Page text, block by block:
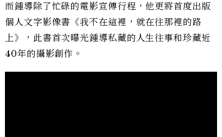
而鍾導除了忙碌的電影宣傳行程，他更將首度出版
個人文字影像書《我不在這裡，就在往那裡的路
上》，此書首次曝光鍾導私藏的人生往事和珍藏近
40年的攝影創作。